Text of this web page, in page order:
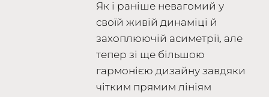
Як і раніше невагомий у
своїй живій динаміці й
захоплюючій асиметрії, але
тепер зі ще більшою
гармонією дизайну завдяки
чітким прямим лініям